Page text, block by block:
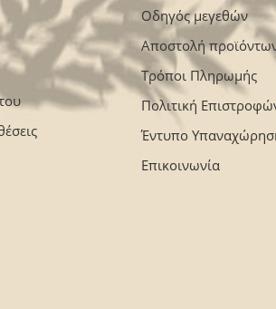
Οδηγός μεγεθών
Αποστολή
Τρόποι Πληρωμής
Πολιτική
Έντυπο
Επικοινωνία